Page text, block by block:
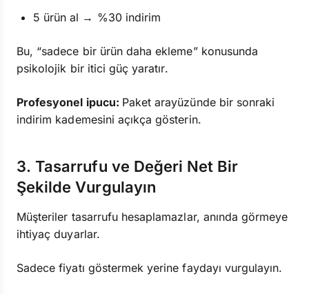
5 ürün al → %30 indirim
Bu, “sadece bir ürün daha ekleme” konusunda
psikolojik bir itici güç yaratır.
Profesyonel ipucu: Paket arayüzünde bir sonraki
indirim kademesini açıkça gösterin.
3. Tasarrufu ve Değeri Net Bir
Şekilde Vurgulayın
Müşteriler tasarrufu hesaplamazlar, anında görmeye
ihtiyaç duyarlar.
Sadece fiyatı göstermek yerine faydayı vurgulayın.